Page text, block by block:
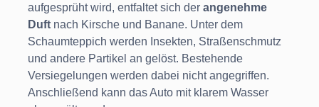
aufgesprüht wird, entfaltet sich der angenehme
Duft nach Kirsche und Banane. Unter dem
Schaumteppich werden Insekten, Straßenschmutz
und andere Partikel an gelöst. Bestehende
Versiegelungen werden dabei nicht angegriff­en.
Anschließend kann das Auto mit klarem Wasser